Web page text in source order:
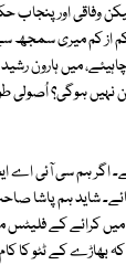
وفاقی اور پنجاب
از کم میری سمجھ
میں ہارون
ہوگی؟ اُصولی
اگر ہم سی آئی اے
شاید ہم پاشا
میں کرائے کے فلیٹس
بھاڑے کے ٹٹو کا